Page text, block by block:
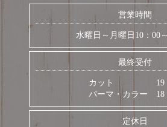
営業時間
水曜日～月曜日10：00
最終受付
カット 19
パーマ・カラー 18
定休日